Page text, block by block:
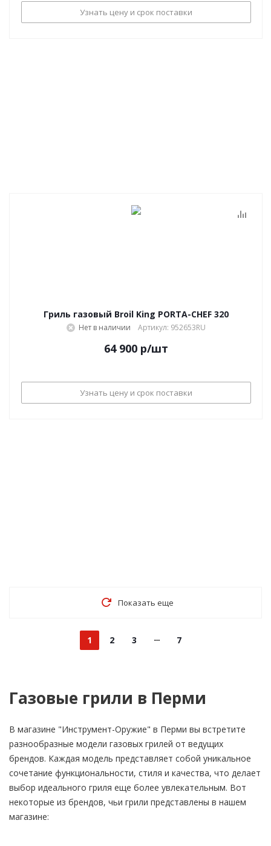
Узнать цену и срок поставки
Гриль газовый Broil King PORTA-CHEF 320
Нет в наличии Артикул: 952653RU
64 900 р/шт
Узнать цену и срок поставки
Показать еще
1 2 3 7
Газовые грили в Перми
В магазине "Инструмент-Оружие" в Перми вы встретите
разнообразные модели газовых грилей от ведущих
брендов. Каждая модель представляет собой уникальное
сочетание функциональности, стиля и качества, что делает
выбор идеального гриля еще более увлекательным. Вот
некоторые из брендов, чьи грили представлены в нашем
магазине: